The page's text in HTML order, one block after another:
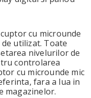
cu microunde
utilizat. Toate
nivelurilor de
controlarea
cu microunde mic
fara a lua in
magazinelor.